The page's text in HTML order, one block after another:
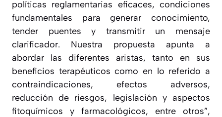
políticas reglamentarias eficaces, condiciones
fundamentales para generar conocimiento,
tender puentes y transmitir un mensaje
clarificador. Nuestra propuesta apunta a
abordar las diferentes aristas, tanto en sus
beneficios terapéuticos como en lo referido a
contraindicaciones, efectos adversos,
reducción de riesgos, legislación y aspectos
fitoquímicos y farmacológicos, entre otros”,